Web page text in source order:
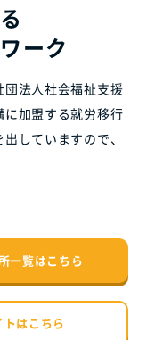
ーク
法人社会福祉支援
加盟する就労移行
していますので、
一覧はこちら
はこちら